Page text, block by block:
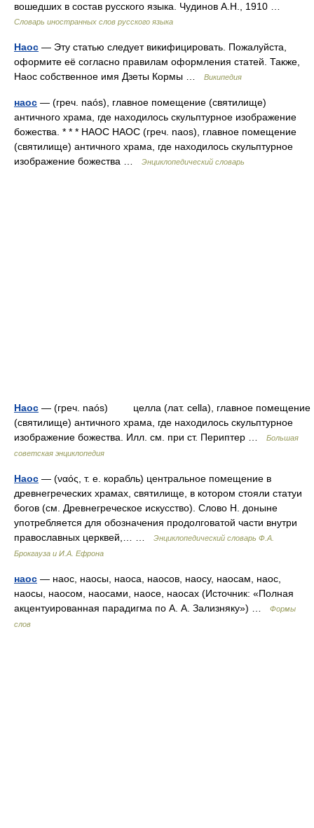
вошедших в состав русского языка. Чудинов А.Н., 1910 …
Словарь иностранных слов русского языка
Наос — Эту статью следует викифицировать. Пожалуйста,
оформите её согласно правилам оформления статей. Также,
Наос собственное имя Дзеты Кормы …
Википедия
наос — (греч. naós), главное помещение (святилище)
античного храма, где находилось скульптурное изображение
божества. * * * НАОС НАОС (греч. naos), главное помещение
(святилище) античного храма, где находилось скульптурное
изображение божества …
Энциклопедический словарь
Наос — (греч. naós) целла (лат. cella), главное помещение
(святилище) античного храма, где находилось скульптурное
изображение божества. Илл. см. при ст. Периптер …
Большая
советская энциклопедия
Наос — (ναός, т. е. корабль) центральное помещение в
древнегреческих храмах, святилище, в котором стояли статуи
богов (см. Древнегреческое искусство). Слово Н. доныне
употребляется для обозначения продолговатой части внутри
православных церквей,… …
Энциклопедический словарь Ф.А.
Брокгауза и И.А. Ефрона
наос — наос, наосы, наоса, наосов, наосу, наосам, наос,
наосы, наосом, наосами, наосе, наосах (Источник: «Полная
акцентуированная парадигма по А. А. Зализняку») …
Формы
слов